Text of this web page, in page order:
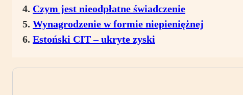
Czym jest nieodpłatne świadczenie
Wynagrodzenie w formie niepieniężnej
Estoński CIT – ukryte zyski